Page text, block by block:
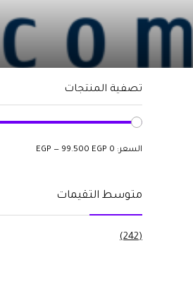
تصفية المنتجات
أدنى
أعلى
السعر: 0 EGP
— 99.500 EGP
متوسط التقيمات
(242)